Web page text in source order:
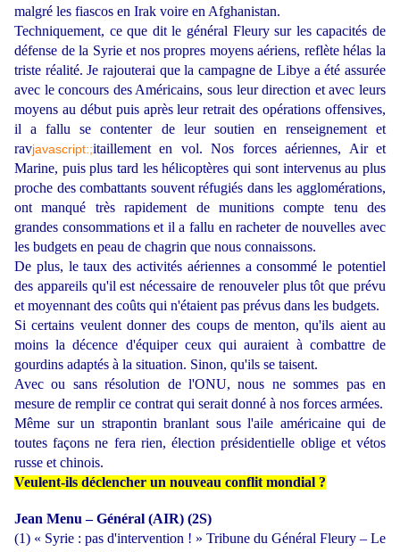
malgré les fiascos en Irak voire en Afghanistan.
Techniquement, ce que dit le général Fleury sur les capacités de
défense de la Syrie et nos propres moyens aériens, reflète hélas la
triste réalité. Je rajouterai que la campagne de Libye a été assurée
avec le concours des Américains, sous leur direction et avec leurs
moyens au début puis après leur retrait des opérations offensives,
il a fallu se contenter de leur soutien en renseignement et
ravjavascript:;itaillement en vol. Nos forces aériennes, Air et
Marine, puis plus tard les hélicoptères qui sont intervenus au plus
proche des combattants souvent réfugiés dans les agglomérations,
ont manqué très rapidement de munitions compte tenu des
grandes consommations et il a fallu en racheter de nouvelles avec
les budgets en peau de chagrin que nous connaissons.
De plus, le taux des activités aériennes a consommé le potentiel
des appareils qu'il est nécessaire de renouveler plus tôt que prévu
et moyennant des coûts qui n'étaient pas prévus dans les budgets.
Si certains veulent donner des coups de menton, qu'ils aient au
moins la décence d'équiper ceux qui auraient à combattre de
gourdins adaptés à la situation. Sinon, qu'ils se taisent.
Avec ou sans résolution de l'ONU, nous ne sommes pas en
mesure de remplir ce contrat qui serait donné à nos forces armées.
Même sur un strapontin branlant sous l'aile américaine qui de
toutes façons ne fera rien, élection présidentielle oblige et vétos
russe et chinois.
Veulent-ils déclencher un nouveau conflit mondial ?
Jean Menu – Général (AIR) (2S)
(1) « Syrie : pas d'intervention ! » Tribune du Général Fleury – Le